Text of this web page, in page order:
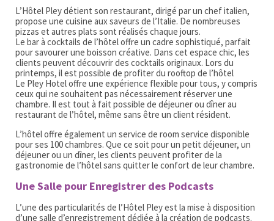
L’Hôtel Pley détient son restaurant, dirigé par un chef italien,
propose une cuisine aux saveurs de l’Italie. De nombreuses
pizzas et autres plats sont réalisés chaque jours.
Le bar à cocktails de l’hôtel offre un cadre sophistiqué, parfait
pour savourer une boisson créative. Dans cet espace chic, les
clients peuvent découvrir des cocktails originaux. Lors du
printemps, il est possible de profiter du rooftop de l’hôtel
Le Pley Hotel offre une expérience flexible pour tous, y compris
ceux qui ne souhaitent pas nécessairement réserver une
chambre. Il est tout à fait possible de déjeuner ou dîner au
restaurant de l’hôtel, même sans être un client résident.
L’hôtel offre également un service de room service disponible
pour ses 100 chambres. Que ce soit pour un petit déjeuner, un
déjeuner ou un dîner, les clients peuvent profiter de la
gastronomie de l’hôtel sans quitter le confort de leur chambre.
Une Salle pour Enregistrer des Podcasts
L’une des particularités de l’Hôtel Pley est la mise à disposition
d’une salle d’enregistrement dédiée à la création de podcasts.